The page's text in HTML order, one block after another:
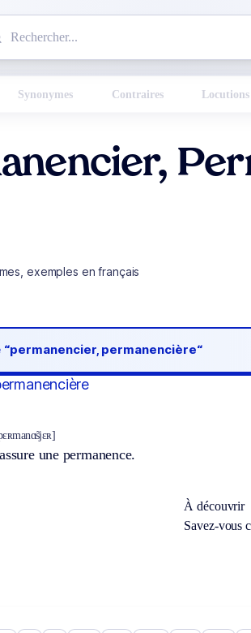
Synonymes Contraires Locutions
exemples en français
“permanencier, permanencière“
une permanence.
À découvrir
Savez-vous